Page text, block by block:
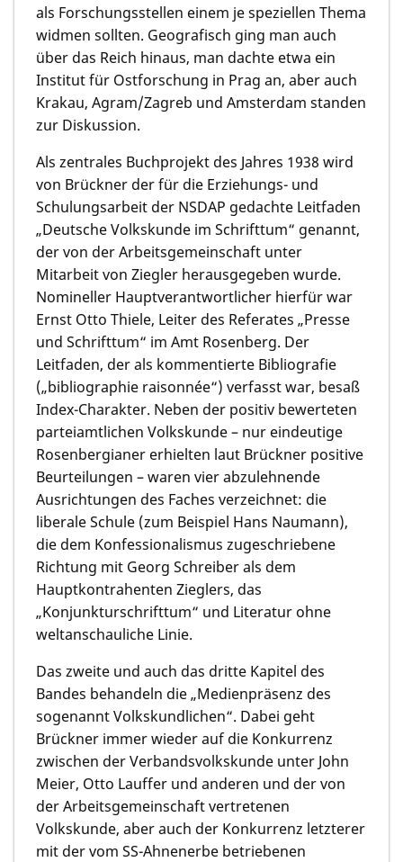
als Forschungsstellen einem je speziellen Thema
widmen sollten. Geografisch ging man auch
über das Reich hinaus, man dachte etwa ein
Institut für Ostforschung in Prag an, aber auch
Krakau, Agram/Zagreb und Amsterdam standen
zur Diskussion.
Als zentrales Buchprojekt des Jahres 1938 wird
von Brückner der für die Erziehungs- und
Schulungsarbeit der NSDAP gedachte Leitfaden
„Deutsche Volkskunde im Schrifttum“ genannt,
der von der Arbeitsgemeinschaft unter
Mitarbeit von Ziegler herausgegeben wurde.
Nomineller Hauptverantwortlicher hierfür war
Ernst Otto Thiele, Leiter des Referates „Presse
und Schrifttum“ im Amt Rosenberg. Der
Leitfaden, der als kommentierte Bibliografie
(„bibliographie raisonnée“) verfasst war, besaß
Index-Charakter. Neben der positiv bewerteten
parteiamtlichen Volkskunde – nur eindeutige
Rosenbergianer erhielten laut Brückner positive
Beurteilungen – waren vier abzulehnende
Ausrichtungen des Faches verzeichnet: die
liberale Schule (zum Beispiel Hans Naumann),
die dem Konfessionalismus zugeschriebene
Richtung mit Georg Schreiber als dem
Hauptkontrahenten Zieglers, das
„Konjunkturschrifttum“ und Literatur ohne
weltanschauliche Linie.
Das zweite und auch das dritte Kapitel des
Bandes behandeln die „Medienpräsenz des
sogenannt Volkskundlichen“. Dabei geht
Brückner immer wieder auf die Konkurrenz
zwischen der Verbandsvolkskunde unter John
Meier, Otto Lauffer und anderen und der von
der Arbeitsgemeinschaft vertretenen
Volkskunde, aber auch der Konkurrenz letzterer
mit der vom SS-Ahnenerbe betriebenen